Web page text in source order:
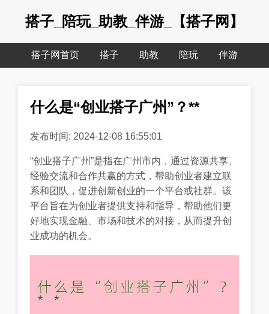
搭子_陪玩_助教_伴游_【搭子网】
搭子网首页 搭子 助教 陪玩 伴游
什么是“创业搭子广州”？**
发布时间: 2024-12-08 16:55:01
“创业搭子广州”是指在广州市内，通过资源共享、
经验交流和合作共赢的方式，帮助创业者建立联
系和团队，促进创新创业的一个平台或社群。该
平台旨在为创业者提供支持和指导，帮助他们更
好地实现金融、市场和技术的对接，从而提升创
业成功的机会。